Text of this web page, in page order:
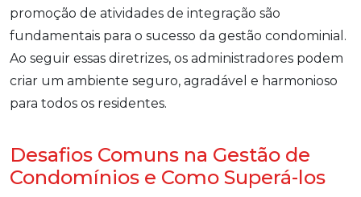
promoção de atividades de integração são
fundamentais para o sucesso da gestão condominial.
Ao seguir essas diretrizes, os administradores podem
criar um ambiente seguro, agradável e harmonioso
para todos os residentes.
Desafios Comuns na Gestão de
Condomínios e Como Superá-los